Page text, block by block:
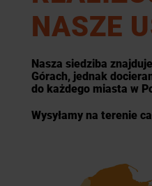
NASZE
Nasza siedziba
Górach, jednak
do każdego miasta w
Wysyłamy na terenie